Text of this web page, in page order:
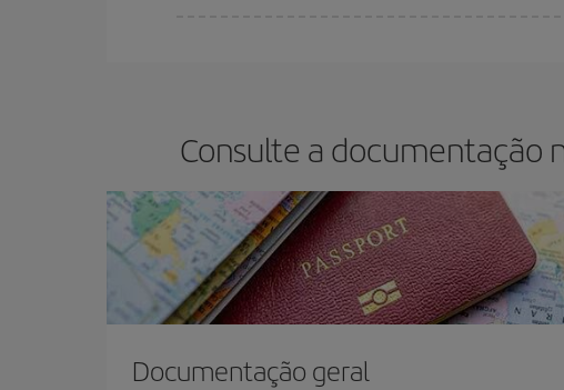
Consulte a documentação
Documentação geral